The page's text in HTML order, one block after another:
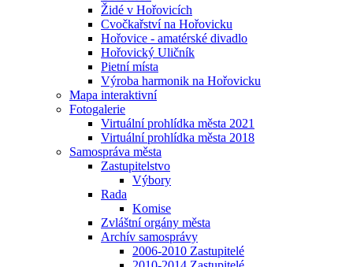
Židé v Hořovicích
Cvočkařství na Hořovicku
Hořovice - amatérské divadlo
Hořovický Uličník
Pietní místa
Výroba harmonik na Hořovicku
Mapa interaktivní
Fotogalerie
Virtuální prohlídka města 2021
Virtuální prohlídka města 2018
Samospráva města
Zastupitelstvo
Výbory
Rada
Komise
Zvláštní orgány města
Archív samosprávy
2006-2010 Zastupitelé